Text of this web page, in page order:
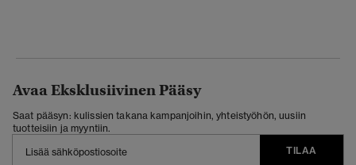
Avaa Eksklusiivinen Pääsy
Saat pääsyn: kulissien takana kampanjoihin, yhteistyöhön, uusiin
tuotteisiin ja myyntiin.
TILAA